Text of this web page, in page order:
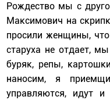
Рождество мы с
Максимович на
просили женщины,
старуха не отдает,
буряк, репы,
наносим, я
управляются, идут